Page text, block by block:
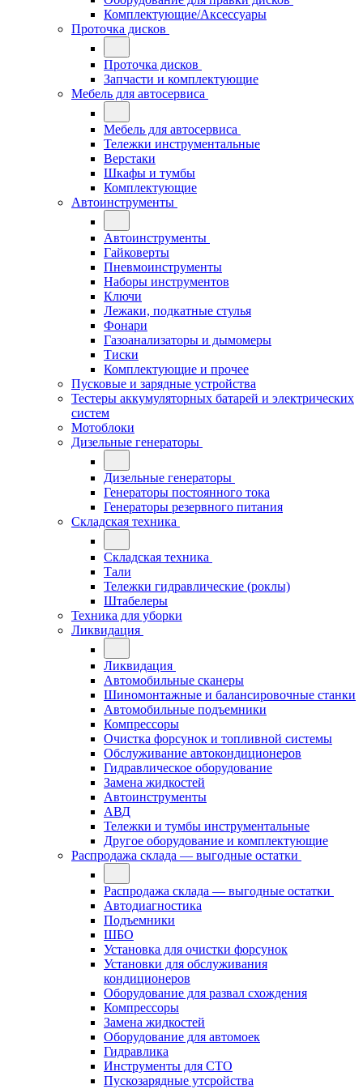
Комплектующие/Аксессуары
Проточка дисков
Проточка дисков
Запчасти и комплектующие
Мебель для автосервиса
Мебель для автосервиса
Тележки инструментальные
Верстаки
Шкафы и тумбы
Комплектующие
Автоинструменты
Автоинструменты
Гайковерты
Пневмоинструменты
Наборы инструментов
Ключи
Лежаки, подкатные стулья
Фонари
Газоанализаторы и дымомеры
Тиски
Комплектующие и прочее
Пусковые и зарядные устройства
Тестеры аккумуляторных батарей и электрических
систем
Мотоблоки
Дизельные генераторы
Дизельные генераторы
Генераторы постоянного тока
Генераторы резервного питания
Складская техника
Складская техника
Тали
Тележки гидравлические (роклы)
Штабелеры
Техника для уборки
Ликвидация
Ликвидация
Автомобильные сканеры
Шиномонтажные и балансировочные станки
Автомобильные подъемники
Компрессоры
Очистка форсунок и топливной системы
Обслуживание автокондиционеров
Гидравлическое оборудование
Замена жидкостей
Автоинструменты
АВД
Тележки и тумбы инструментальные
Другое оборудование и комплектующие
Распродажа склада — выгодные остатки
Распродажа склада — выгодные остатки
Автодиагностика
Подъемники
ШБО
Установка для очистки форсунок
Установки для обслуживания
кондиционеров
Оборудование для развал схождения
Компрессоры
Замена жидкостей
Оборудование для автомоек
Гидравлика
Инструменты для СТО
Пускозарядные утсройства